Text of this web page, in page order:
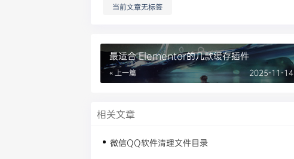
当前文章无标签
最适合 Elementor的几款缓存插件
« 上一篇 2025-11-14
相关文章
微信QQ软件清理文件目录